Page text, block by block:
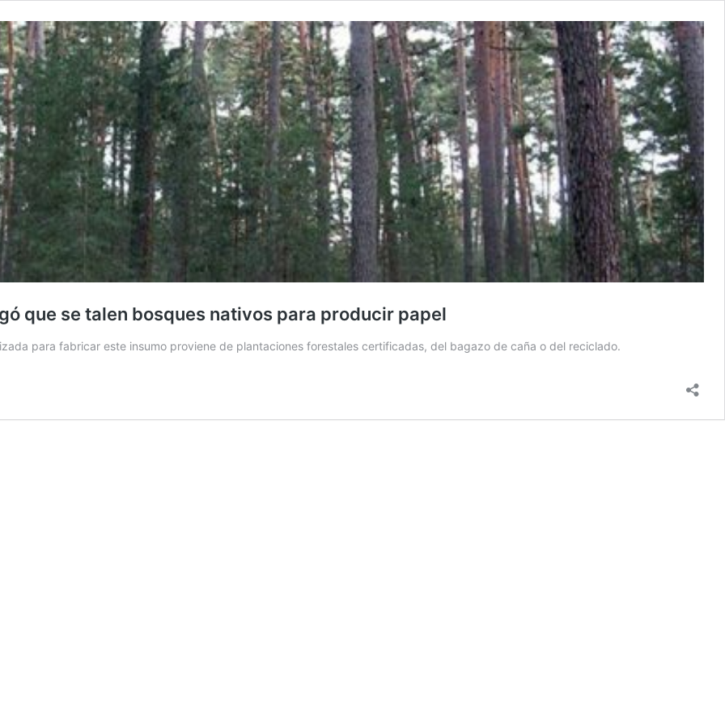
que se talen bosques nativos para producir papel
para fabricar este insumo proviene de plantaciones forestales certificadas, del bagazo de caña o del reciclado.